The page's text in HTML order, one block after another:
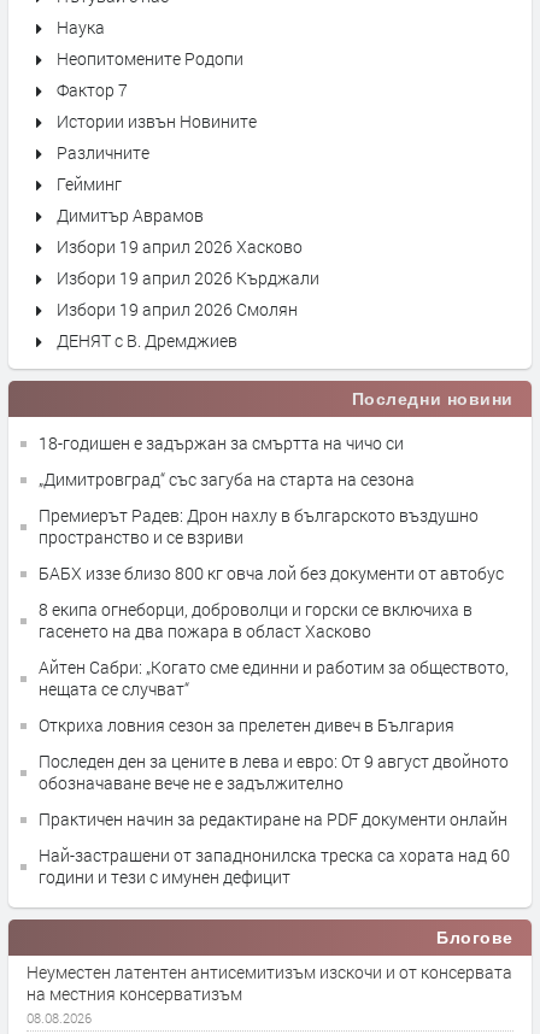
Наука
Неопитомените Родопи
Фактор 7
Истории извън Новините
Различните
Гейминг
Димитър Аврамов
Избори 19 април 2026 Хасково
Избори 19 април 2026 Кърджали
Избори 19 април 2026 Смолян
ДЕНЯТ с В. Дремджиев
Последни новини
18-годишен е задържан за смъртта на чичо си
„Димитровград“ със загуба на старта на сезона
Премиерът Радев: Дрон нахлу в българското въздушно
пространство и се взриви
БАБХ иззе близо 800 кг овча лой без документи от автобус
8 екипа огнеборци, доброволци и горски се включиха в
гасенето на два пожара в област Хасково
Айтен Сабри: „Когато сме единни и работим за обществото,
нещата се случват“
Откриха ловния сезон за прелетен дивеч в България
Последен ден за цените в лева и евро: От 9 август двойното
обозначаване вече не е задължително
Практичен начин за редактиране на PDF документи онлайн
Най-застрашени от западнонилска треска са хората над 60
години и тези с имунен дефицит
Блогове
Неуместен латентен антисемитизъм изскочи и от консервата
на местния консерватизъм
08.08.2026